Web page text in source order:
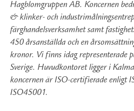
Hagblomgruppen AB. Koncernen
& klinker- och
färghandelsverksamhet samt
450 årsanställda och en
kronor. Vi finns idag representerade
Sverige. Huvudkontoret ligger i
koncernen är ISO-certifierade enligt
ISO45001.